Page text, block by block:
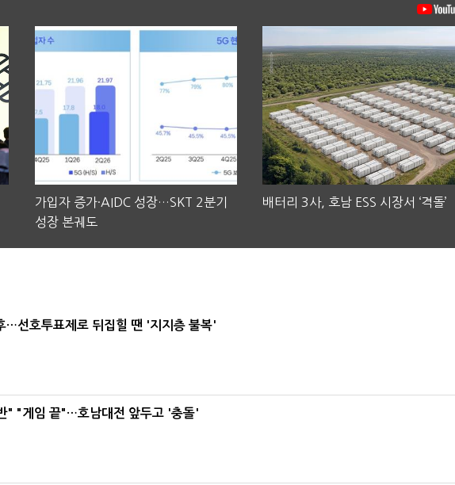
가입자 증가·AIDC 성장…SKT 2분기
성장 본궤도
배터리 3사, 호남 ESS 시장서 ‘격돌’
…선호투표제로 뒤집힐 땐 '지지층 불복'
" "게임 끝"…호남대전 앞두고 '충돌'